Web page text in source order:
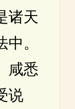
诸天
。
咸悉
说